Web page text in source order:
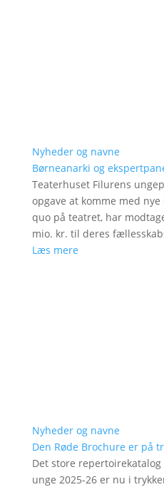
Nyheder og navne
Børneanarki og
Teaterhuset Filurens
opgave at komme med
quo på teatret, har
mio. kr. til deres
Læs mere
Nyheder og navne
Den Røde Brochure er på
Det store
unge 2025-26 er nu i